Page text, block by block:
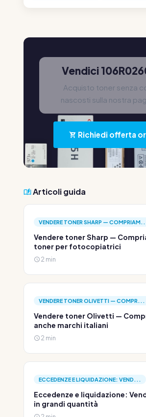
Vendici
Acquisto toner senza
nascosti sulla nostra
Richiedi offerta
Articoli guida
VENDERE TONER SHARP —
Vendere toner Sharp —
toner per fotocopiatrici
2 min
VENDERE TONER OLIVETTI — COMPR...
Vendere toner Olivetti —
anche marchi italiani
2 min
ECCEDENZE E LIQUIDAZIONE: VEND...
Eccedenze e liquidazione:
in grandi quantità